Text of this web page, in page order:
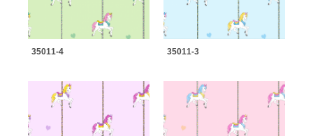
35011-4 35011-3